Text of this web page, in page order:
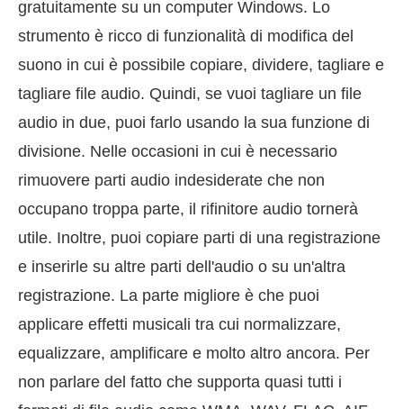
gratuitamente su un computer Windows. Lo
strumento è ricco di funzionalità di modifica del
suono in cui è possibile copiare, dividere, tagliare e
tagliare file audio. Quindi, se vuoi tagliare un file
audio in due, puoi farlo usando la sua funzione di
divisione. Nelle occasioni in cui è necessario
rimuovere parti audio indesiderate che non
occupano troppa parte, il rifinitore audio tornerà
utile. Inoltre, puoi copiare parti di una registrazione
e inserirle su altre parti dell'audio o su un'altra
registrazione. La parte migliore è che puoi
applicare effetti musicali tra cui normalizzare,
equalizzare, amplificare e molto altro ancora. Per
non parlare del fatto che supporta quasi tutti i